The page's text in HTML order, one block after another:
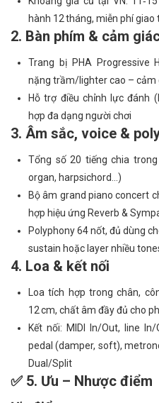
hành 12 tháng, miễn phí giao
2. Bàn phím & cảm
Trang bị PHA Progressive
nặng trầm/lighter cao – cảm
Hỗ trợ điều chỉnh lực đánh
hợp đa dạng người chơi
3. Âm sắc, voice &
Tổng số 20 tiếng chia
organ, harpsichord…)
Bộ âm grand piano concert
hợp hiệu ứng Reverb &
Polyphony 64 nốt, đủ dùng
sustain hoặc layer nhiều tones
4. Loa & kết nối
Loa tích hợp trong chân,
12 cm, chất âm đầy đủ cho
Kết nối: MIDI In/Out, line
pedal (damper, soft),
Dual/Split
✅ 5. Ưu – Nhược điểm